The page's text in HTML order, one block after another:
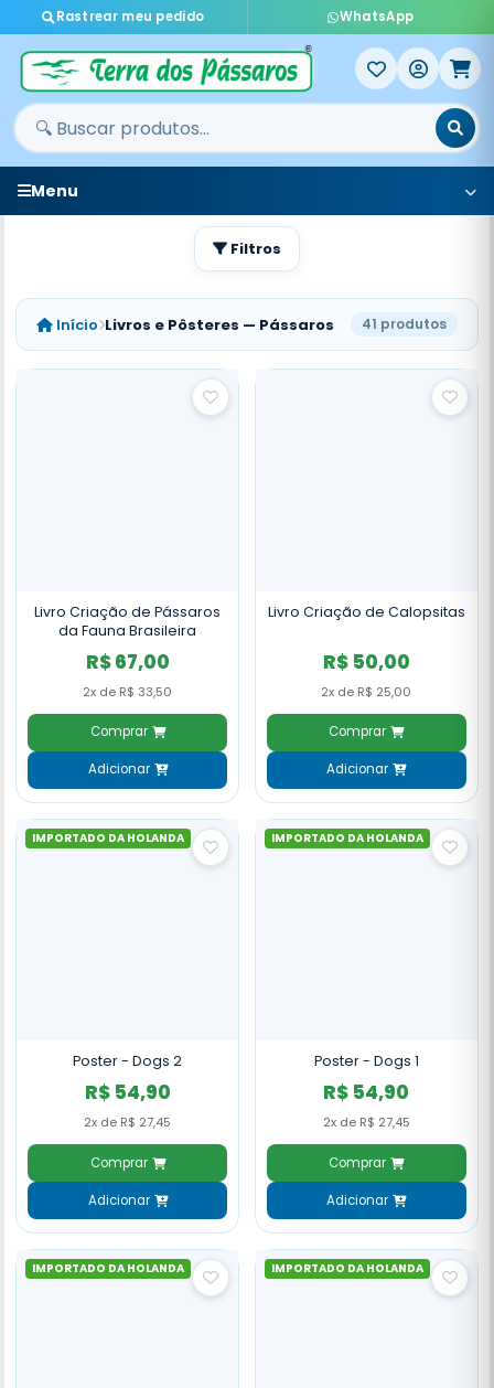
Rastrear meu pedido WhatsApp
Menu
Filtros
Início Livros e Pôsteres — Pássaros 41 produtos
Livro Criação de Pássaros
da Fauna Brasileira
R$ 67,00
2x de R$ 33,50
Comprar
Adicionar
Livro Criação de Calopsitas
R$ 50,00
2x de R$ 25,00
Comprar
Adicionar
IMPORTADO DA HOLANDA
Poster - Dogs 2
R$ 54,90
2x de R$ 27,45
Comprar
Adicionar
IMPORTADO DA HOLANDA
Poster - Dogs 1
R$ 54,90
2x de R$ 27,45
Comprar
Adicionar
IMPORTADO DA HOLANDA IMPORTADO DA HOLANDA